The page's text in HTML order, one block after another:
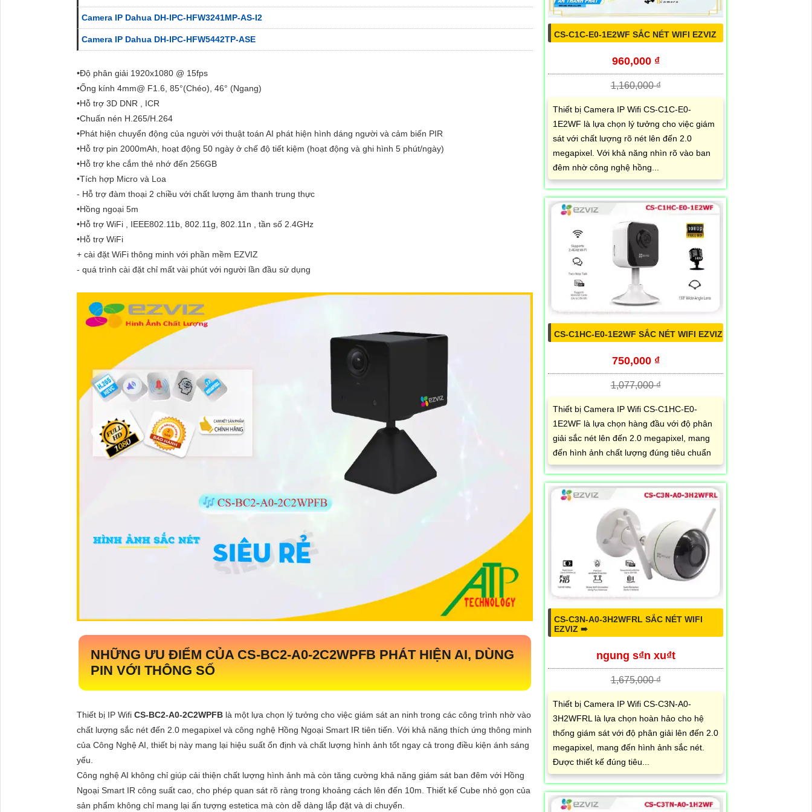
Camera IP Dahua DH-IPC-HFW3241MP-AS-I2
Camera IP Dahua DH-IPC-HFW5442TP-ASE
•Độ phân giải 1920x1080 @ 15fps
•Ống kính 4mm@ F1.6, 85°(Chéo), 46° (Ngang)
•Hỗ trợ 3D DNR , ICR
•Chuấn nén H.265/H.264
•Phát hiện chuyển động của người với thuật toán AI phát hiện hình dáng người và cảm biến PIR
•Hỗ trợ pin 2000mAh, hoạt động 50 ngày ở chế độ tiết kiệm (hoạt động và ghi hình 5 phút/ngày)
•Hỗ trợ khe cắm thẻ nhớ đến 256GB
•Tích hợp Micro và Loa
- Hỗ trợ đàm thoại 2 chiều với chất lượng âm thanh trung thực
•Hồng ngoại 5m
•Hỗ trợ WiFi , IEEE802.11b, 802.11g, 802.11n , tần số 2.4GHz
•Hỗ trợ WiFi
+ cài đặt WiFi thông minh với phần mềm EZVIZ
- quá trình cài đặt chỉ mất vài phút với người lần đầu sử dụng
NHỮNG ƯU ĐIỂM CỦA CS-BC2-A0-2C2WPFB PHÁT HIỆN AI, DÙNG
PIN VỚI THÔNG SỐ
Thiết bị IP Wifi CS-BC2-A0-2C2WPFB là một lựa chọn lý tưởng cho việc giám sát an ninh trong các công trình nhờ vào
chất lượng sắc nét đến 2.0 megapixel và công nghệ Hồng Ngoại Smart IR tiên tiến. Với khả năng thích ứng thông minh
của Công Nghệ AI, thiết bị này mang lại hiệu suất ổn định và chất lượng hình ảnh tốt ngay cả trong điều kiện ánh sáng
yếu.
Công nghệ AI không chỉ giúp cải thiện chất lượng hình ảnh mà còn tăng cường khả năng giám sát ban đêm với Hồng
Ngoại Smart IR công suất cao, cho phép quan sát rõ ràng trong khoảng cách lên đến 10m. Thiết kế Cube nhỏ gọn của
sản phẩm không chỉ mang lại ấn tượng estetica mà còn dễ dàng lắp đặt và di chuyển.
CS-C1C-E0-1E2WF SẮC NÉT WIFI EZVIZ
960,000 ₫
1,160,000 ₫
Thiết bị Camera IP Wifi CS-C1C-E0-
1E2WF là lựa chọn lý tưởng cho việc giám
sát với chất lượng rõ nét lên đến 2.0
megapixel. Với khả năng nhìn rõ vào ban
đêm nhờ công nghệ hồng...
CS-C1HC-E0-1E2WF SẮC NÉT WIFI EZVIZ
750,000 ₫
1,077,000 ₫
Thiết bị Camera IP Wifi CS-C1HC-E0-
1E2WF là lựa chọn hàng đầu với độ phân
giải sắc nét lên đến 2.0 megapixel, mang
đến hình ảnh chất lượng đúng tiêu chuẩn
CS-C3N-A0-3H2WFRL SẮC NÉT WIFI
EZVIZ ➠
ngung s₫n xu₫t
1,675,000 ₫
Thiết bị Camera IP Wifi CS-C3N-A0-
3H2WFRL là lựa chọn hoàn hảo cho hệ
thống giám sát với độ phân giải lên đến 2.0
megapixel, mang đến hình ảnh sắc nét.
Được thiết kế đúng tiêu...